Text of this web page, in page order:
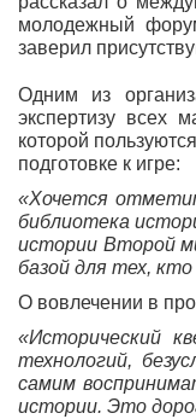
молодежный
заверил
Одним из
экспертизу всех
которой
подготовке к игре:
«Хочется
библиотека
истории Второй
базой для тех,
О вовлечении в
«Исторический
технологий,
самим
истории. Это